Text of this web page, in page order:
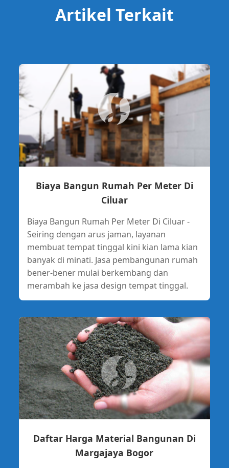
Artikel Terkait
Biaya Bangun Rumah Per Meter Di
Ciluar
Biaya Bangun Rumah Per Meter Di Ciluar -
Seiring dengan arus jaman, layanan
membuat tempat tinggal kini kian lama kian
banyak di minati. Jasa pembangunan rumah
bener-bener mulai berkembang dan
merambah ke jasa design tempat tinggal.
Daftar Harga Material Bangunan Di
Margajaya Bogor